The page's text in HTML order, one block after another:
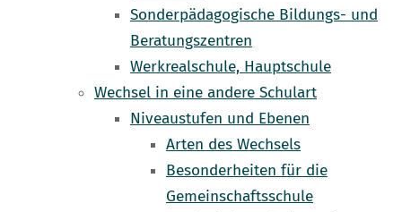
Sonderpädagogische Bildungs- und
Beratungszentren
Werkrealschule, Hauptschule
Wechsel in eine andere Schulart
Niveaustufen und Ebenen
Arten des Wechsels
Besonderheiten für die
Gemeinschaftsschule